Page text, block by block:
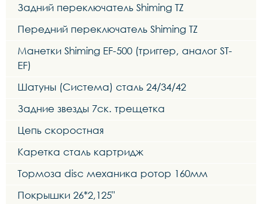
Задний переключатель Shiming TZ
Передний переключатель Shiming TZ
Манетки Shiming EF-500 (триггер, аналог ST-
EF)
Шатуны (Система) сталь 24/34/42
Задние звезды 7ск. трещетка
Цепь скоростная
Каретка сталь картридж
Тормоза disc механика ротор 160мм
Покрышки 26*2,125"